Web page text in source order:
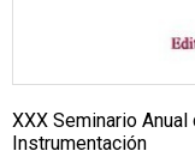
XXX Seminario
Instrumentación